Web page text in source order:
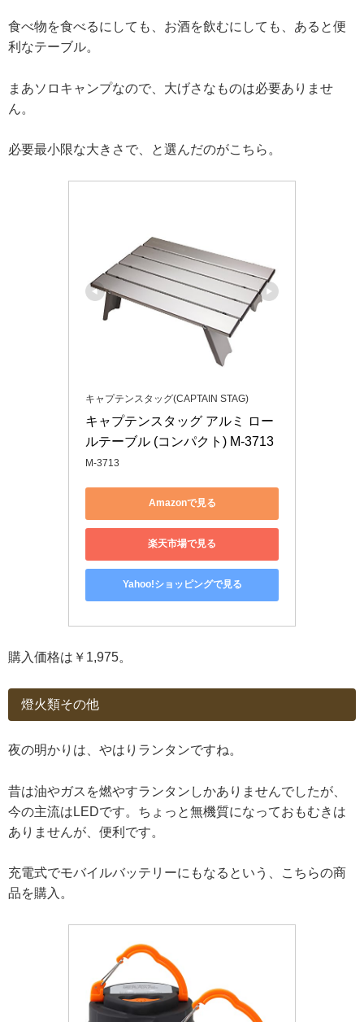
食べ物を食べるにしても、お酒を飲むにしても、あると便
利なテーブル。
まあソロキャンプなので、大げさなものは必要ありませ
ん。
必要最小限な大きさで、と選んだのがこちら。
キャプテンスタッグ(CAPTAIN STAG)
キャプテンスタッグ アルミ ロー
ルテーブル (コンパクト) M-3713
M-3713
Amazonで見る
楽天市場で見る
Yahoo!ショッピングで見る
購入価格は￥1,975。
燈火類その他
夜の明かりは、やはりランタンですね。
昔は油やガスを燃やすランタンしかありませんでしたが、
今の主流はLEDです。ちょっと無機質になっておもむきは
ありませんが、便利です。
充電式でモバイルバッテリーにもなるという、こちらの商
品を購入。